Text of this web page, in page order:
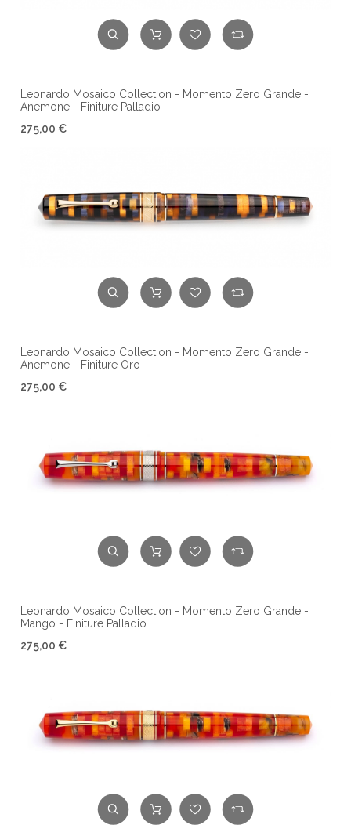
Leonardo Mosaico Collection - Momento Zero Grande -
Anemone - Finiture Palladio
275,00 €
Leonardo Mosaico Collection - Momento Zero Grande -
Anemone - Finiture Oro
275,00 €
Leonardo Mosaico Collection - Momento Zero Grande -
Mango - Finiture Palladio
275,00 €